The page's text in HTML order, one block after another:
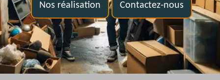
Nos réalisation Contactez-nous